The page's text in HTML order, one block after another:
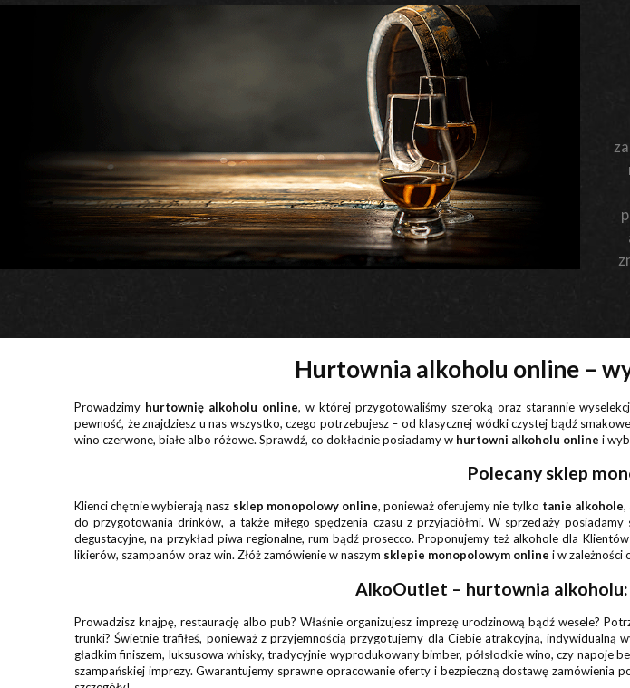
Hurtownia alkoholu online –
Prowadzimy hurtownię alkoholu online, w której przygotowaliśmy szeroką oraz starannie
pewność, że znajdziesz u nas wszystko, czego potrzebujesz – od klasycznej wódki czystej bądź
wino czerwone, białe albo różowe. Sprawdź, co dokładnie posiadamy w hurtowni alkoholu online i
Polecany sklep
Klienci chętnie wybierają nasz sklep monopolowy online, ponieważ oferujemy nie tylko tanie alkohole,
do przygotowania drinków, a także miłego spędzenia czasu z przyjaciółmi. W sprzedaży
degustacyjne, na przykład piwa regionalne, rum bądź prosecco. Proponujemy też alkohole dla
likierów, szampanów oraz win. Złóż zamówienie w naszym sklepie monopolowym online i w zależności
AlkoOutlet – hurtownia
Prowadzisz knajpę, restaurację albo pub? Właśnie organizujesz imprezę urodzinową bądź wesele?
trunki? Świetnie trafiłeś, ponieważ z przyjemnością przygotujemy dla Ciebie atrakcyjną,
gładkim finiszem, luksusowa whisky, tradycyjnie wyprodukowany bimber, półsłodkie wino, czy napoje
szampańskiej imprezy. Gwarantujemy sprawne opracowanie oferty i bezpieczną dostawę zamówienia